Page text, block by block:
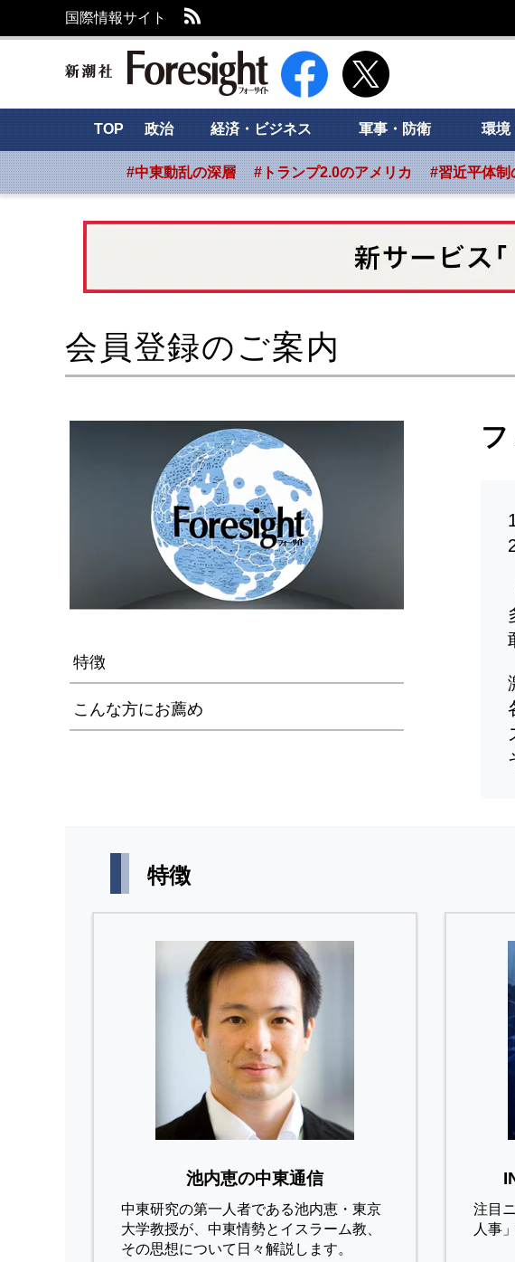
国際情報サイト
新潮社 Foresight フォーサイト
TOP 政治 経済・ビジネス 軍事・防衛 環境
#中東動乱の深層 #トランプ2.0のアメリカ #習近平体制
会員登録のご案内
特徴
こんな方にお薦め
特徴
池内恵の中東通信
中東研究の第⼀⼈者である池内恵・東京
⼤学教授が、中東情勢とイスラーム教、
その思想について⽇々解説します。
注目
人事